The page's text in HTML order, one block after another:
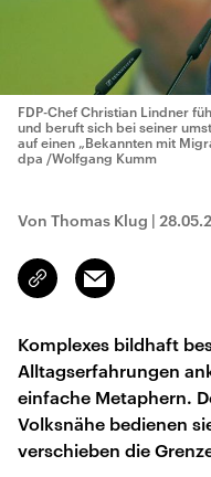
FDP-Chef Christian Lindner
und beruft sich bei seiner
auf einen „Bekannten mit
dpa /Wolfgang Kumm
Von Thomas Klug |
Link
kopieren/teilen
Email
Komplexes bildhaft
Alltagserfahrungen
einfache Metaphern.
Volksnähe bedienen
verschieben die